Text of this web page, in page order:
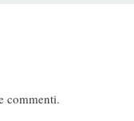
commenti.